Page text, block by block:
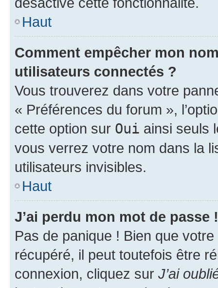
Haut
Comment empêcher mon
utilisateurs connectés ?
Vous trouverez dans votre
« Préférences du forum »,
cette option sur Oui ainsi seuls
vous verrez votre nom dans la
utilisateurs invisibles.
Haut
J’ai perdu mon mot de passe !
Pas de panique ! Bien que
récupéré, il peut toutefois être
connexion, cliquez sur J’ai